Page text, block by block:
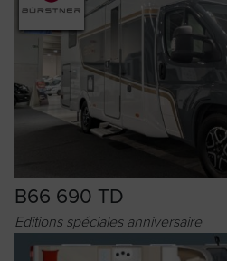
B66 690 TD
Editions spéciales anniversaire